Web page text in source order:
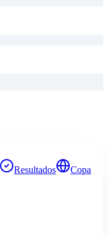
Resultados
Copa